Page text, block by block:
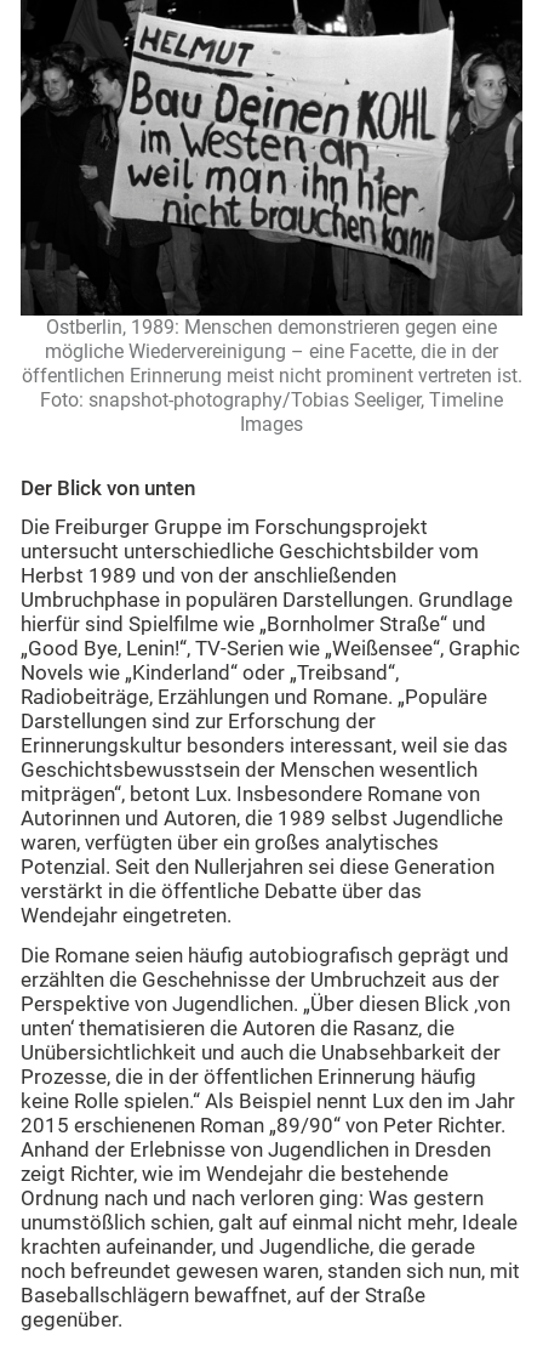
Ostberlin, 1989: Menschen demonstrieren gegen eine
mögliche Wiedervereinigung – eine Facette, die in der
öffentlichen Erinnerung meist nicht prominent vertreten ist.
Foto: snapshot-photography/Tobias Seeliger, Timeline
Images
Der Blick von unten
Die Freiburger Gruppe im Forschungsprojekt
untersucht unterschiedliche Geschichtsbilder vom
Herbst 1989 und von der anschließenden
Umbruchphase in populären Darstellungen. Grundlage
hierfür sind Spielfilme wie „Bornholmer Straße“ und
„Good Bye, Lenin!“, TV-Serien wie „Weißensee“, Graphic
Novels wie „Kinderland“ oder „Treibsand“,
Radiobeiträge, Erzählungen und Romane. „Populäre
Darstellungen sind zur Erforschung der
Erinnerungskultur besonders interessant, weil sie das
Geschichtsbewusstsein der Menschen wesentlich
mitprägen“, betont Lux. Insbesondere Romane von
Autorinnen und Autoren, die 1989 selbst Jugendliche
waren, verfügten über ein großes analytisches
Potenzial. Seit den Nullerjahren sei diese Generation
verstärkt in die öffentliche Debatte über das
Wendejahr eingetreten.
Die Romane seien häufig autobiografisch geprägt und
erzählten die Geschehnisse der Umbruchzeit aus der
Perspektive von Jugendlichen. „Über diesen Blick ‚von
unten‘ thematisieren die Autoren die Rasanz, die
Unübersichtlichkeit und auch die Unabsehbarkeit der
Prozesse, die in der öffentlichen Erinnerung häufig
keine Rolle spielen.“ Als Beispiel nennt Lux den im Jahr
2015 erschienenen Roman „89/90“ von Peter Richter.
Anhand der Erlebnisse von Jugendlichen in Dresden
zeigt Richter, wie im Wendejahr die bestehende
Ordnung nach und nach verloren ging: Was gestern
unumstößlich schien, galt auf einmal nicht mehr, Ideale
krachten aufeinander, und Jugendliche, die gerade
noch befreundet gewesen waren, standen sich nun, mit
Baseballschlägern bewaffnet, auf der Straße
gegenüber.